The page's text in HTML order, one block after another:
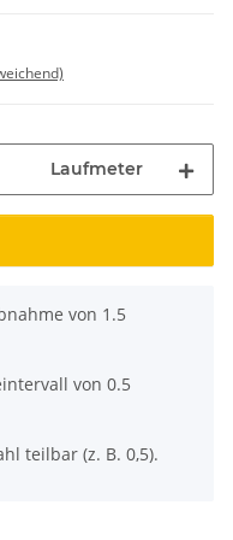
Laufmeter
von 1.5
von 0.5
teilbar (z. B. 0,5).